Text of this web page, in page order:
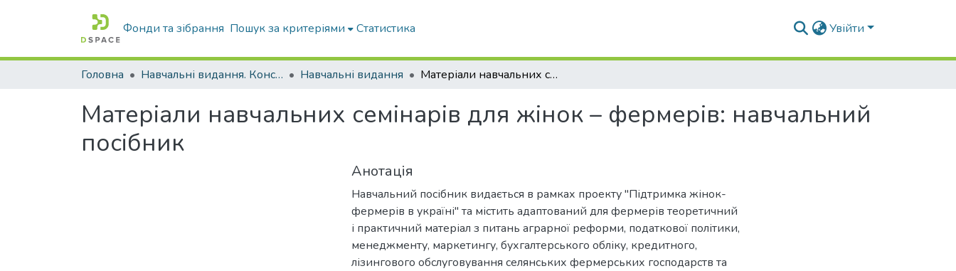
Фонди та зібрання Пошук за критеріями Статистика Увійти
Головна Навчальні видання. Конспекти лекцій Навчальні видання Матеріали навчальних семінарів для жінок – фермерів: навчальний посібник
Матеріали навчальних семінарів для жінок – фермерів: навчальний
посібник
Анотація
Навчальний посібник видається в рамках проекту "Підтримка жінок-
фермерів в україні" та містить адаптований для фермерів теоретичний
і практичний матеріал з питань аграрної реформи, податкової політики,
менеджменту, маркетингу, бухгалтерського обліку, кредитного,
лізингового обслуговування селянських фермерських господарств та